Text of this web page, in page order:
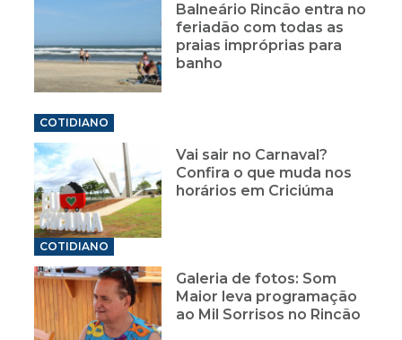
Balneário Rincão entra no
feriadão com todas as
praias impróprias para
banho
COTIDIANO
Vai sair no Carnaval?
Confira o que muda nos
horários em Criciúma
COTIDIANO
Galeria de fotos: Som
Maior leva programação
ao Mil Sorrisos no Rincão